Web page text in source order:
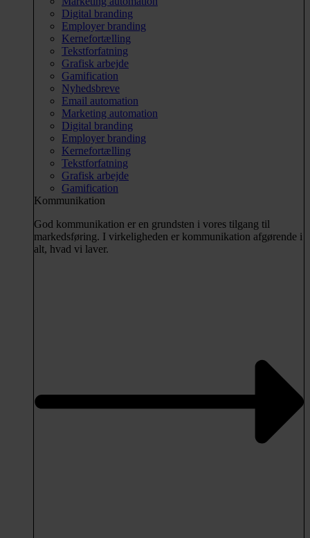
Digital branding
Employer branding
Kernefortælling
Tekstforfatning
Grafisk arbejde
Gamification
Nyhedsbreve
Email automation
Marketing automation
Digital branding
Employer branding
Kernefortælling
Tekstforfatning
Grafisk arbejde
Gamification
Kommunikation
God kommunikation er en grundsten i vores tilgang til
markedsføring. I virkeligheden er kommunikation afgørende i
alt, hvad vi laver.